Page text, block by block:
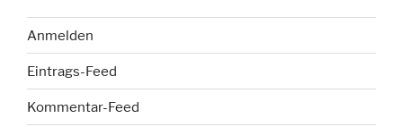
Anmelden
Eintrags-Feed
Kommentar-Feed